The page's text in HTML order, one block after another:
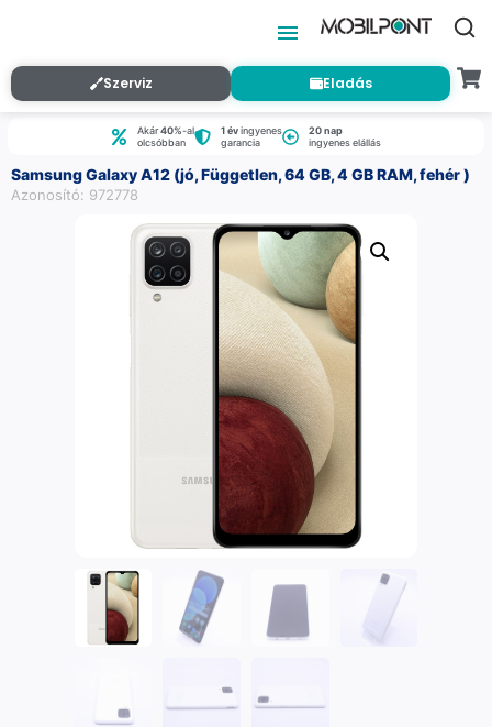
Szerviz Eladás
Akár40%-al
olcsóbban
1 évingyenes
garancia
20 nap
ingyenes elállás
Samsung Galaxy A12 (jó, Független, 64 GB, 4 GB RAM, fehér )
Azonosító: 972778